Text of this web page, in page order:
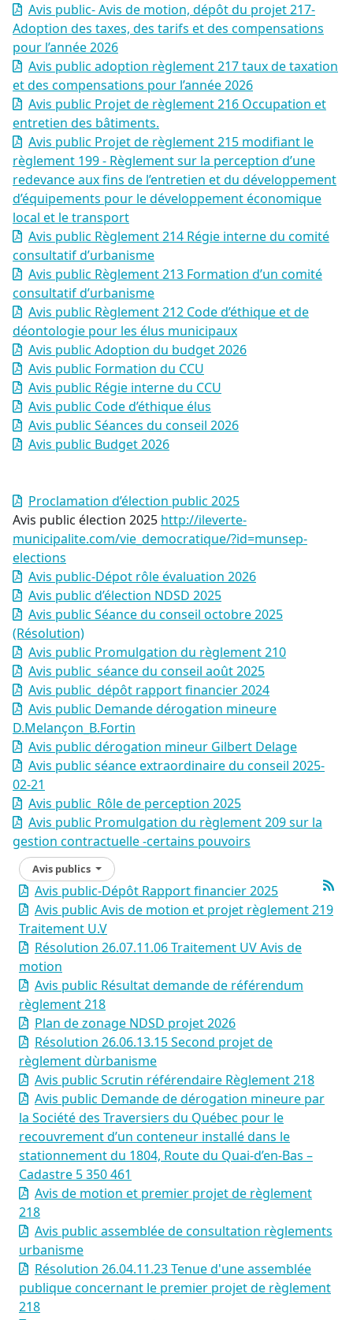
Avis public- Avis de motion, dépôt du projet 217-
Adoption des taxes, des tarifs et des compensations
pour l’année 2026
Avis public adoption règlement 217 taux de taxation
et des compensations pour l’année 2026
Avis public Projet de règlement 216 Occupation et
entretien des bâtiments.
Avis public Projet de règlement 215 modifiant le
règlement 199 - Règlement sur la perception d’une
redevance aux fins de l’entretien et du développement
d’équipements pour le développement économique
local et le transport
Avis public Règlement 214 Régie interne du comité
consultatif d’urbanisme
Avis public Règlement 213 Formation d’un comité
consultatif d’urbanisme
Avis public Règlement 212 Code d’éthique et de
déontologie pour les élus municipaux
Avis public Adoption du budget 2026
Avis public Formation du CCU
Avis public Régie interne du CCU
Avis public Code d’éthique élus
Avis public Séances du conseil 2026
Avis public Budget 2026
Proclamation d’élection public 2025
Avis public élection 2025 http://ileverte-
municipalite.com/vie_democratique/?id=munsep-
elections
Avis public-Dépot rôle évaluation 2026
Avis public d’élection NDSD 2025
Avis public Séance du conseil octobre 2025
(Résolution)
Avis public Promulgation du règlement 210
Avis public_séance du conseil août 2025
Avis public_dépôt rapport financier 2024
Avis public Demande dérogation mineure
D.Melançon_B.Fortin
Avis public dérogation mineur Gilbert Delage
Avis public séance extraordinaire du conseil 2025-
02-21
Avis public_Rôle de perception 2025
Avis public Promulgation du règlement 209 sur la
gestion contractuelle -certains pouvoirs
Avis publics
Avis public-Dépôt Rapport financier 2025
Avis public Avis de motion et projet règlement 219
Traitement U.V
Résolution 26.07.11.06 Traitement UV Avis de
motion
Avis public Résultat demande de référendum
règlement 218
Plan de zonage NDSD projet 2026
Résolution 26.06.13.15 Second projet de
règlement dùrbanisme
Avis public Scrutin référendaire Règlement 218
Avis public Demande de dérogation mineure par
la Société des Traversiers du Québec pour le
recouvrement d’un conteneur installé dans le
stationnement du 1804, Route du Quai-d’en-Bas –
Cadastre 5 350 461
Avis de motion et premier projet de règlement
218
Avis public assemblée de consultation règlements
urbanisme
Résolution 26.04.11.23 Tenue d'une assemblée
publique concernant le premier projet de règlement
218